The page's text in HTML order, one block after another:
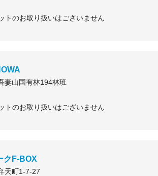
トのお取り扱いはございません
妻山国有林194林班
トのお取り扱いはございません
クF-BOX
天町1-7-27